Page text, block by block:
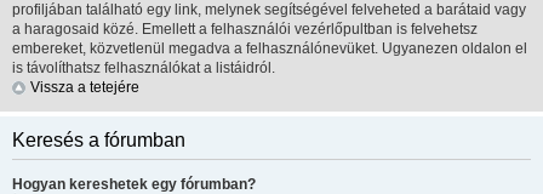
profiljában található egy link, melynek segítségével felveheted a barátaid vagy
a haragosaid közé. Emellett a felhasználói vezérlőpultban is felvehetsz
embereket, közvetlenül megadva a felhasználónevüket. Ugyanezen oldalon el
is távolíthatsz felhasználókat a listáidról.
Vissza a tetejére
Keresés a fórumban
Hogyan kereshetek egy fórumban?